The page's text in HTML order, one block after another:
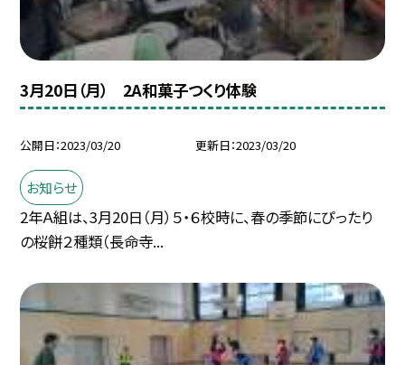
3月20日（月） 2A和菓子つくり体験
公開日 2023/03/20 更新日 2023/03/20
お知らせ
2年Ａ組は、3月20日（月）５・６校時に、春の季節にぴったり
の桜餅２種類（長命寺...